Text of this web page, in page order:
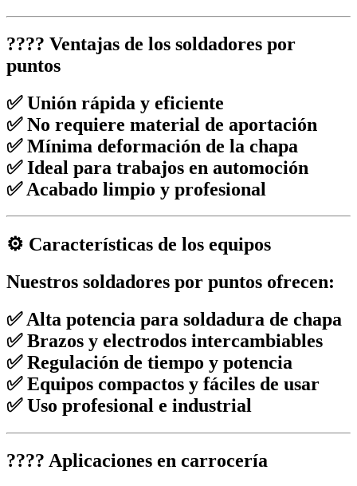
???? Ventajas de los soldadores por
puntos
✅ Unión rápida y eficiente
✅ No requiere material de aportación
✅ Mínima deformación de la chapa
✅ Ideal para trabajos en automoción
✅ Acabado limpio y profesional
⚙️ Características de los equipos
Nuestros soldadores por puntos ofrecen:
✅ Alta potencia para soldadura de chapa
✅ Brazos y electrodos intercambiables
✅ Regulación de tiempo y potencia
✅ Equipos compactos y fáciles de usar
✅ Uso profesional e industrial
???? Aplicaciones en carrocería